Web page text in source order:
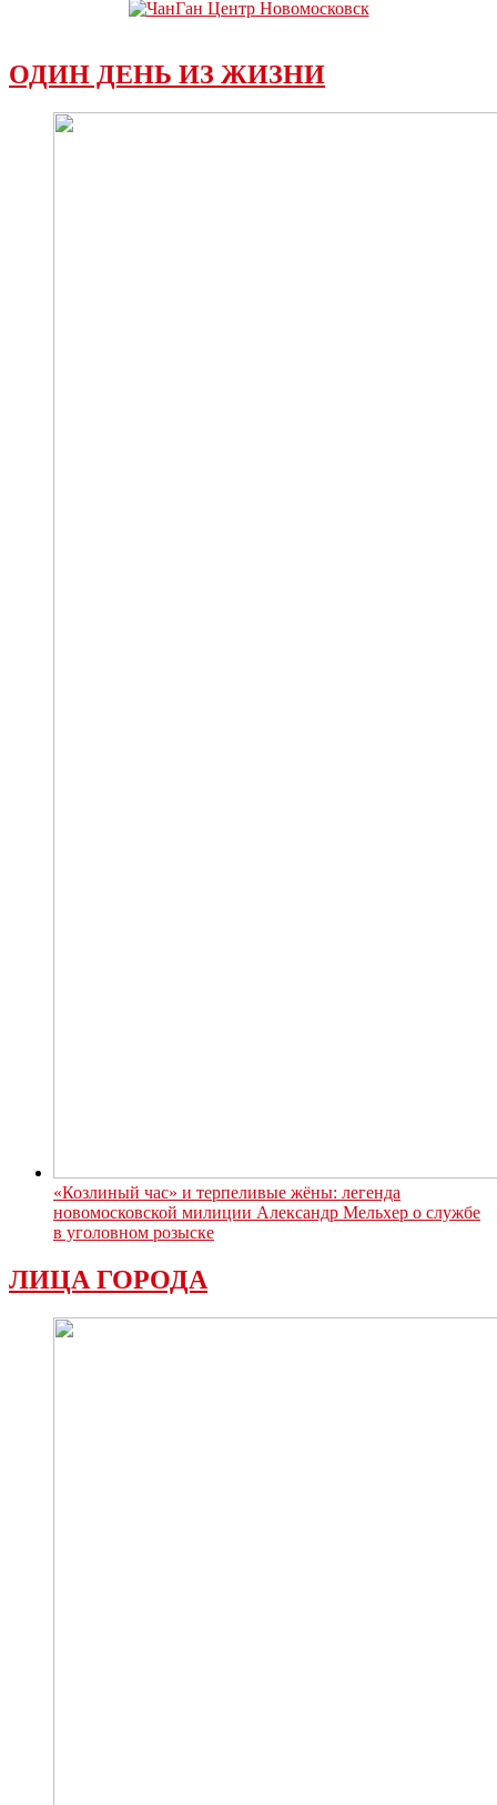
ОДИН ДЕНЬ ИЗ ЖИЗНИ
«Козлиный час» и терпеливые жёны: легенда
новомосковской милиции Александр Мельхер о службе
в уголовном розыске
ЛИЦА ГОРОДА